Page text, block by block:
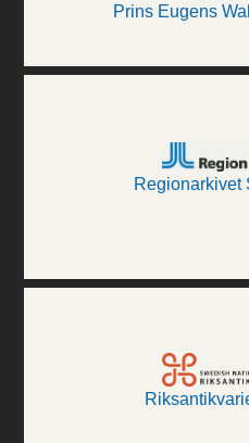
Prins Eugens
Regionarkivet